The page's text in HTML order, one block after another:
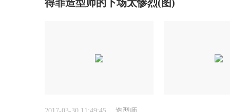
得罪造型师的下场太惨烈(图)